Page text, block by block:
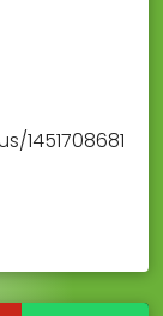
1451708681